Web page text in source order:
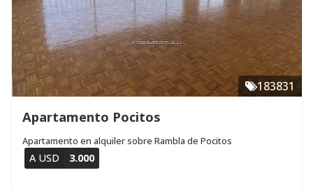
183831
Apartamento Pocitos
Apartamento en alquiler sobre Rambla de Pocitos
A USD 3.000